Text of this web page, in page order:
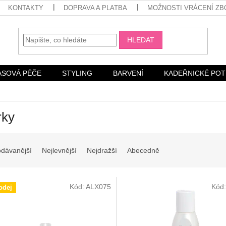
KONTAKTY DOPRAVA A PLATBA MOŽNOSTI VRÁCENÍ
HLEDAT
PÉČE STYLING BARVENÍ KADEŘNICKÉ
Nejlevnější Nejdražší Abecedně
Kód: ALX075 Kód: